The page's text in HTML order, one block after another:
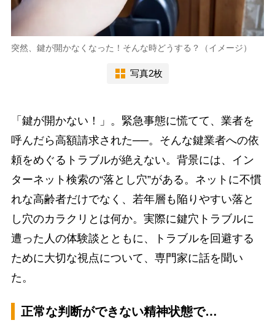
突然、鍵が開かなくなった！そんな時どうする？（イメージ）
写真2枚
「鍵が開かない！」。緊急事態に慌てて、業者を
呼んだら高額請求された──。そんな鍵業者への依
頼をめぐるトラブルが絶えない。背景には、イン
ターネット検索の“落とし穴”がある。ネットに不慣
れな高齢者だけでなく、若年層も陥りやすい落と
し穴のカラクリとは何か。実際に鍵穴トラブルに
遭った人の体験談とともに、トラブルを回避する
ために大切な視点について、専門家に話を聞い
た。
正常な判断ができない精神状態で…